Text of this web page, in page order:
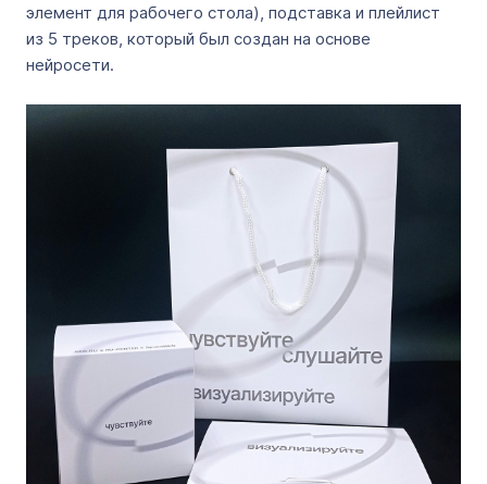
элемент для рабочего стола), подставка и плейлист
из 5 треков, который был создан на основе
нейросети.